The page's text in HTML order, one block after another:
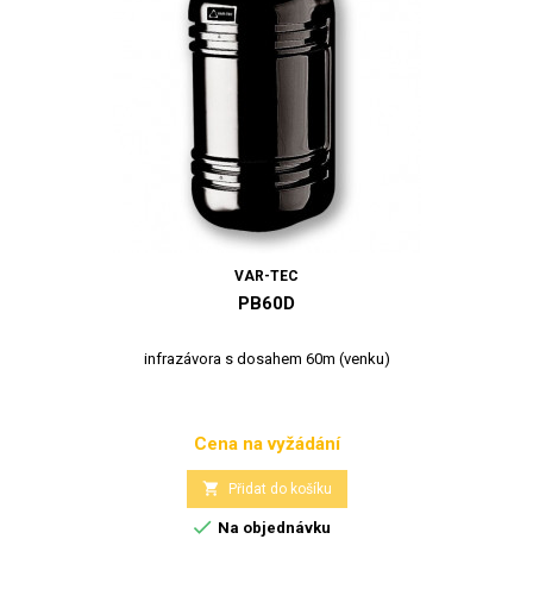
VAR-TEC
PB60D
infrazávora s dosahem 60m (venku)
Cena
Cena na vyžádání
 Přidat do košíku
 Na objednávku